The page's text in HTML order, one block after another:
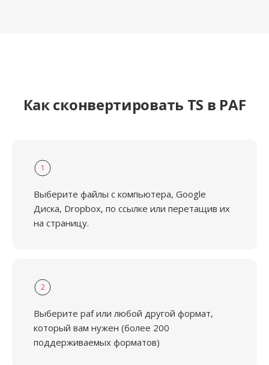
Как сконвертировать TS в PAF
1
Выберите файлы с компьютера, Google
Диска, Dropbox, по ссылке или перетащив их
на страницу.
2
Выберите paf или любой другой формат,
который вам нужен (более 200
поддерживаемых форматов)